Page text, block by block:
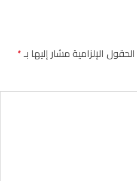
الحقول الإلزامية مشار إليها بـ*